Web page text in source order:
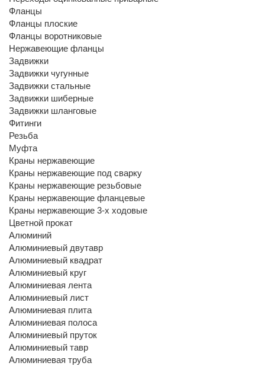
Фланцы
Фланцы плоские
Фланцы воротниковые
Нержавеющие фланцы
Задвижки
Задвижки чугунные
Задвижки стальные
Задвижки шиберные
Задвижки шланговые
Фитинги
Резьба
Муфта
Краны нержавеющие
Краны нержавеющие под сварку
Краны нержавеющие резьбовые
Краны нержавеющие фланцевые
Краны нержавеющие 3-х ходовые
Цветной прокат
Алюминий
Алюминиевый двутавр
Алюминиевый квадрат
Алюминиевый круг
Алюминиевая лента
Алюминиевый лист
Алюминиевая плита
Алюминиевая полоса
Алюминиевый пруток
Алюминиевый тавр
Алюминиевая труба